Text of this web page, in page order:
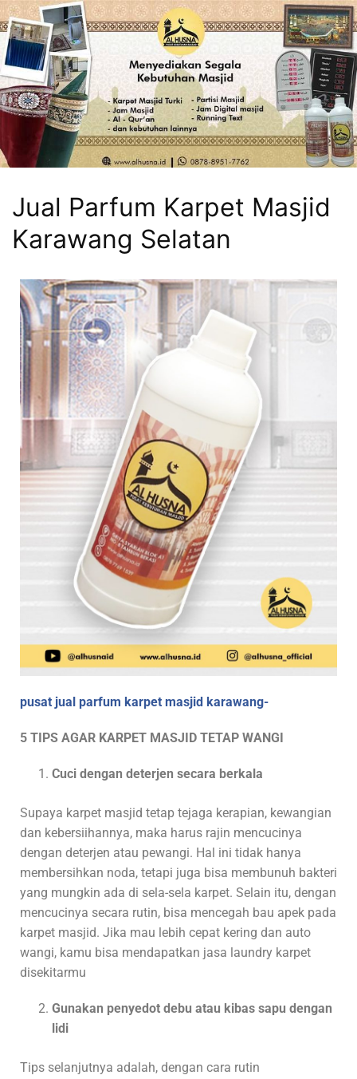
Jual Parfum Karpet Masjid
Karawang Selatan
pusat jual parfum karpet masjid karawang-
5 TIPS AGAR KARPET MASJID TETAP WANGI
Cuci dengan deterjen secara berkala
Supaya karpet masjid tetap tejaga kerapian, kewangian
dan kebersiihannya, maka harus rajin mencucinya
dengan deterjen atau pewangi. Hal ini tidak hanya
membersihkan noda, tetapi juga bisa membunuh bakteri
yang mungkin ada di sela-sela karpet. Selain itu, dengan
mencucinya secara rutin, bisa mencegah bau apek pada
karpet masjid. Jika mau lebih cepat kering dan auto
wangi, kamu bisa mendapatkan jasa laundry karpet
disekitarmu
Gunakan penyedot debu atau kibas sapu dengan
lidi
Tips selanjutnya adalah, dengan cara rutin